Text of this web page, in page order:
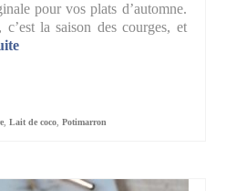
pour vos plats d’automne.
la saison des courges, et
,Lait de coco,Potimarron